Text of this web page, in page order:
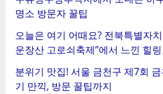
명소 방문자 꿀팁
오늘은 여기 어때요? 전북특별자
운장산 고로쇠축제”에서 느낀 힐링
분위기 맛집! 서울 금천구 제7회
기 만끽, 방문 꿀팁까지